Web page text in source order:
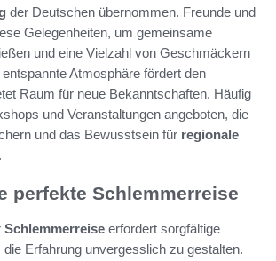
der Deutschen übernommen. Freunde und
Gelegenheiten, um gemeinsame
und eine Vielzahl von Geschmäckern
Atmosphäre fördert den
Raum für neue Bekanntschaften. Häufig
und Veranstaltungen angeboten, die
und das Bewusstsein für regionale
perfekte Schlemmerreise
Schlemmerreise erfordert sorgfältige
die Erfahrung unvergesslich zu gestalten.